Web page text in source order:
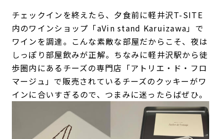
チェックインを終えたら、夕食前に軽井沢T-SITE
内のワインショップ「aVin stand Karuizawa」で
ワインを調達。こんな素敵な部屋だからこそ、夜は
しっぽり部屋飲みが正解。ちなみに軽井沢駅から徒
歩圏内にあるチーズの専門店「アトリエ・ド・フロ
マージュ」で販売されているチーズのクッキーがワ
インに合いすぎるので、つまみに迷ったらばぜひ。